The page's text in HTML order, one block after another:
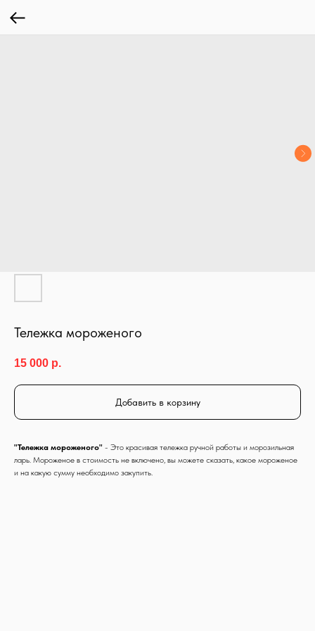
Тележка мороженого
15 000 р.
Добавить в корзину
"Тележка мороженого" - Это красивая тележка ручной работы и морозильная
ларь. Мороженое в стоимость не включено, вы можете сказать, какое мороженое
и на какую сумму необходимо закупить.